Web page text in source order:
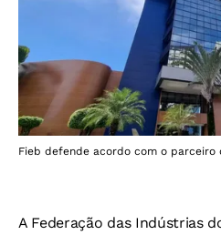
Fieb defende acordo com o parceiro
A Federação das Indústrias